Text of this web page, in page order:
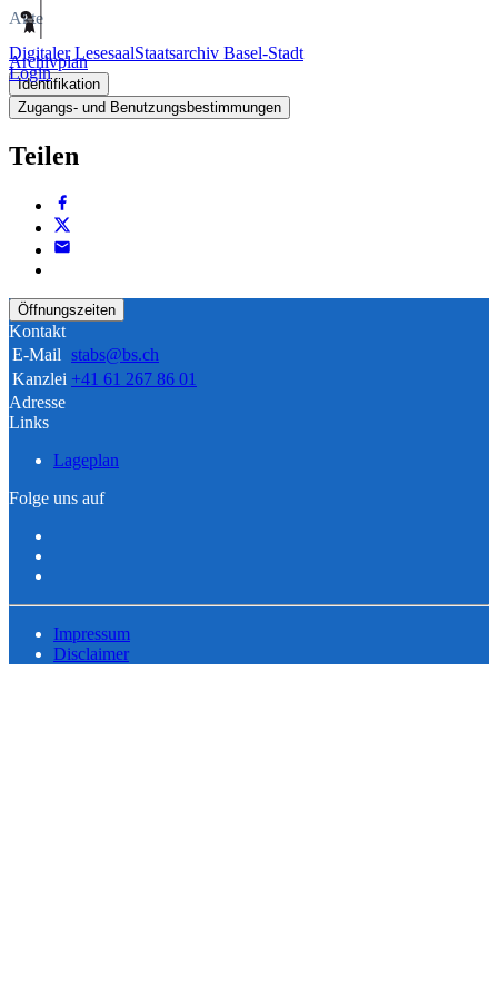
Digitaler LesesaalStaatsarchiv Basel-Stadt
Login
Akte
Archivplan
Identifikation
Zugangs- und Benutzungsbestimmungen
Teilen
Öffnungszeiten
Kontakt
E-Mail stabs@bs.ch
Kanzlei +41 61 267 86 01
Adresse
Links
Lageplan
Folge uns auf
Impressum
Disclaimer